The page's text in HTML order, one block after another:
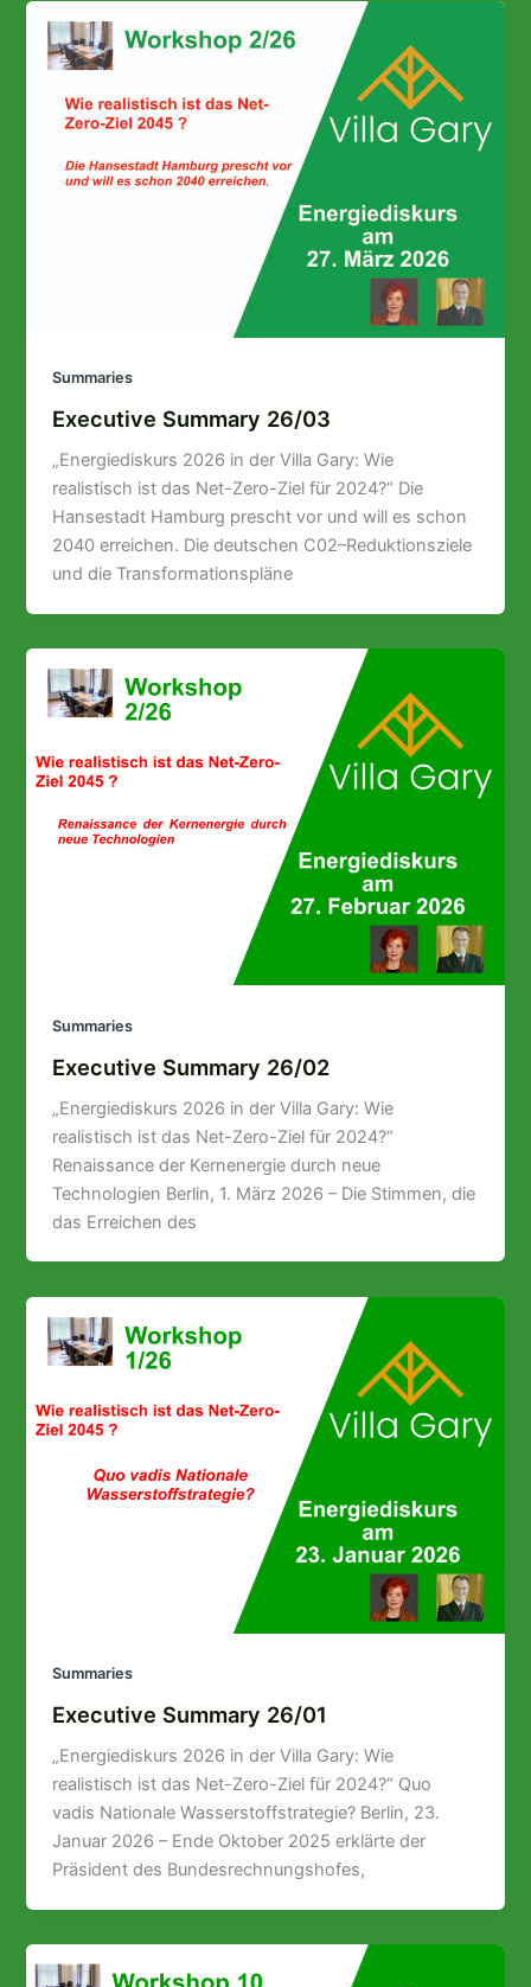
Summaries
Executive Summary 26/03
„Energiediskurs 2026 in der Villa Gary: Wie
realistisch ist das Net-Zero-Ziel für 2024?“ Die
Hansestadt Hamburg prescht vor und will es schon
2040 erreichen. Die deutschen C02–Reduktionsziele
und die Transformationspläne
Summaries
Executive Summary 26/02
„Energiediskurs 2026 in der Villa Gary: Wie
realistisch ist das Net-Zero-Ziel für 2024?“
Renaissance der Kernenergie durch neue
Technologien Berlin, 1. März 2026 – Die Stimmen, die
das Erreichen des
Summaries
Executive Summary 26/01
„Energiediskurs 2026 in der Villa Gary: Wie
realistisch ist das Net-Zero-Ziel für 2024?“ Quo
vadis Nationale Wasserstoffstrategie? Berlin, 23.
Januar 2026 – Ende Oktober 2025 erklärte der
Präsident des Bundesrechnungshofes,